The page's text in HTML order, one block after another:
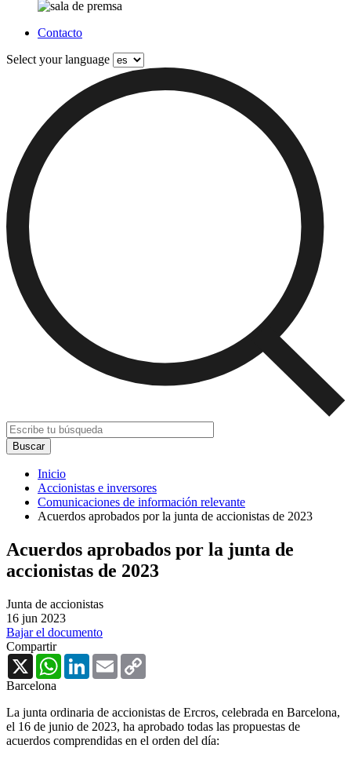
Contacto
Select your language
Inicio
Accionistas e inversores
Comunicaciones de información relevante
Acuerdos aprobados por la junta de accionistas de 2023
Acuerdos aprobados por la junta de
accionistas de 2023
Junta de accionistas
16 jun 2023
Bajar el documento
Compartir
X
WhatsAppLinkedInEmail
Barcelona
La junta ordinaria de accionistas de Ercros, celebrada en Barcelona,
el 16 de junio de 2023, ha aprobado todas las propuestas de
acuerdos comprendidas en el orden del día: